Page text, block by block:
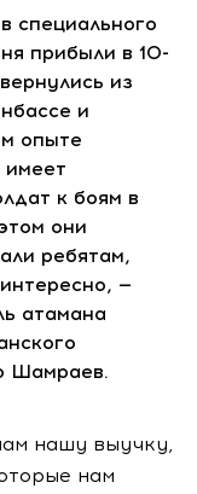
специального
прибыли в 10-
из
и
опыте
имеет
к боям в
они
ребятам,
—
атамана
Шамраев.
нашу выучку,
нам